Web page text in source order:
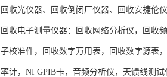
回收光仪器、回收倒闭厂仪器、回收安捷伦仪
回收电子测量仪器：回收网络分析仪，回收
子校准件，回收数字万用表，回收数字源表
率计，NI GPIB卡，音频分析仪，天馈线测试